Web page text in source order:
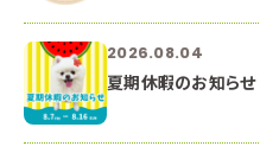
2026.08.04
夏期休暇のお知らせ